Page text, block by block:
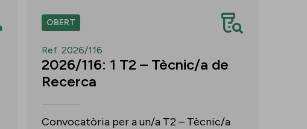
OBERT
Ref. 2026/116
2026/116: 1 T2 – Tècnic/a de
Recerca
Convocatòria per a un/a T2 – Tècnic/a